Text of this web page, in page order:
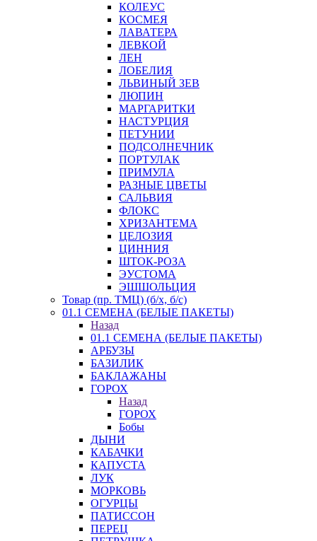
КОЛЕУС
КОСМЕЯ
ЛАВАТЕРА
ЛЕВКОЙ
ЛЕН
ЛОБЕЛИЯ
ЛЬВИНЫЙ ЗЕВ
ЛЮПИН
МАРГАРИТКИ
НАСТУРЦИЯ
ПЕТУНИИ
ПОДСОЛНЕЧНИК
ПОРТУЛАК
ПРИМУЛА
РАЗНЫЕ ЦВЕТЫ
САЛЬВИЯ
ФЛОКС
ХРИЗАНТЕМА
ЦЕЛОЗИЯ
ЦИННИЯ
ШТОК-РОЗА
ЭУСТОМА
ЭШШОЛЬЦИЯ
Товар (пр. ТМЦ) (б/х, б/с)
01.1 СЕМЕНА (БЕЛЫЕ ПАКЕТЫ)
Назад
01.1 СЕМЕНА (БЕЛЫЕ ПАКЕТЫ)
АРБУЗЫ
БАЗИЛИК
БАКЛАЖАНЫ
ГОРОХ
Назад
ГОРОХ
Бобы
ДЫНИ
КАБАЧКИ
КАПУСТА
ЛУК
МОРКОВЬ
ОГУРЦЫ
ПАТИССОН
ПЕРЕЦ